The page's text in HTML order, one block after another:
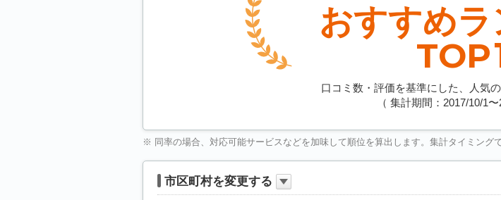
おすすめ
TOP
口コミ数・評価を基準にした、人気
（ 集計期間：2017/10/1〜
※ 同率の場合、対応可能サービスなどを加味して順位を算出します。集計タイミング
市区町村を変更する